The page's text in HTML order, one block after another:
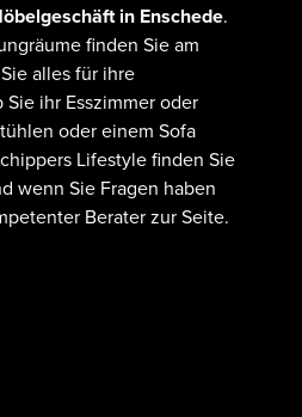
in Enschede.
finden Sie am
alles für ihre
ihr Esszimmer oder
oder einem Sofa
Lifestyle finden Sie
wenn Sie Fragen haben
Berater zur Seite.